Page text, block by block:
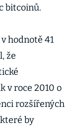
bitcoinů.
hodnotě 41
že
v roce 2010 o
rozšířených
by